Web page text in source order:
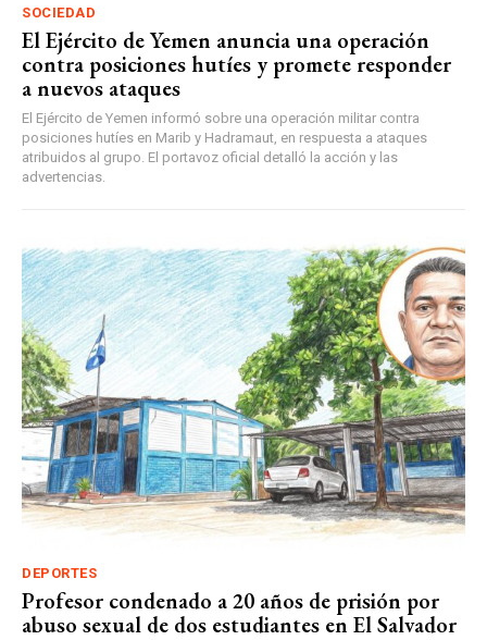
SOCIEDAD
El Ejército de Yemen anuncia una operación
contra posiciones hutíes y promete responder
a nuevos ataques
El Ejército de Yemen informó sobre una operación militar contra
posiciones hutíes en Marib y Hadramaut, en respuesta a ataques
atribuidos al grupo. El portavoz oficial detalló la acción y las
advertencias.
DEPORTES
Profesor condenado a 20 años de prisión por
abuso sexual de dos estudiantes en El Salvador